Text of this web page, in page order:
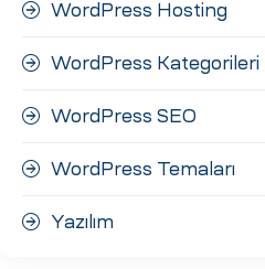
WordPress Hosting
WordPress Kategorileri
WordPress SEO
WordPress Temaları
Yazılım